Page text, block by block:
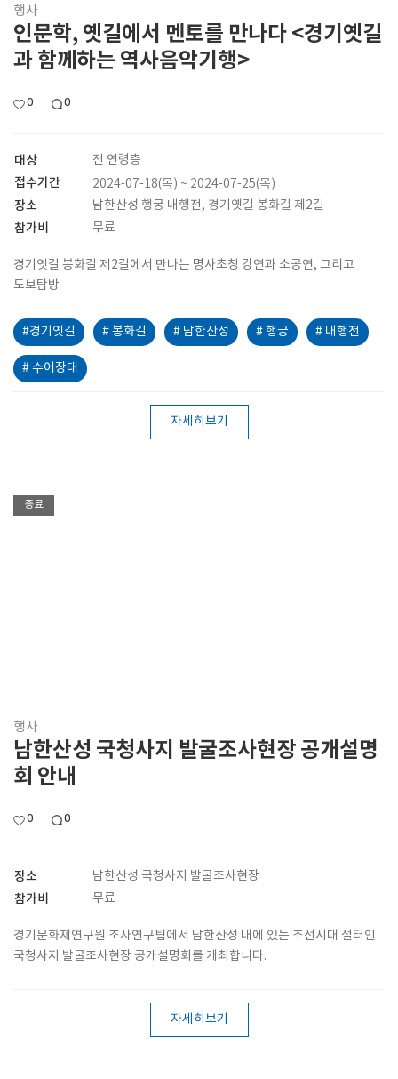
행사
인문학, 옛길에서 멘토를 만나다 <경기옛길
과 함께하는 역사음악기행>
0 0
대상 전 연령층
접수기간 2024-07-18(목) ~ 2024-07-25(목)
장소 남한산성 행궁 내행전, 경기옛길 봉화길 제2길
참가비 무료
경기옛길 봉화길 제2길에서 만나는 명사초청 강연과 소공연, 그리고
도보탐방
#경기옛길 # 봉화길 # 남한산성 # 행궁 # 내행전
# 수어장대
자세히보기
종료
행사
남한산성 국청사지 발굴조사현장 공개설명
회 안내
0 0
장소 남한산성 국청사지 발굴조사현장
참가비 무료
경기문화재연구원 조사연구팀에서 남한산성 내에 있는 조선시대 절터인
국청사지 발굴조사현장 공개설명회를 개최합니다.
자세히보기